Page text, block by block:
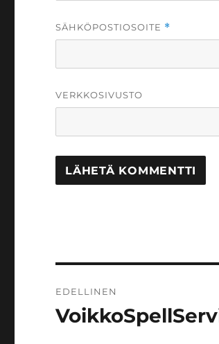
SÄHKÖPOSTIOSOITE *
VERKKOSIVUSTO
selaus
EDELLINEN
Edellinen